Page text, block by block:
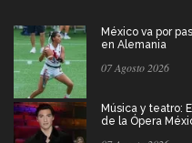
México va por
en Alemania
07 Agosto 2026
Música y teatro:
de la Ópera